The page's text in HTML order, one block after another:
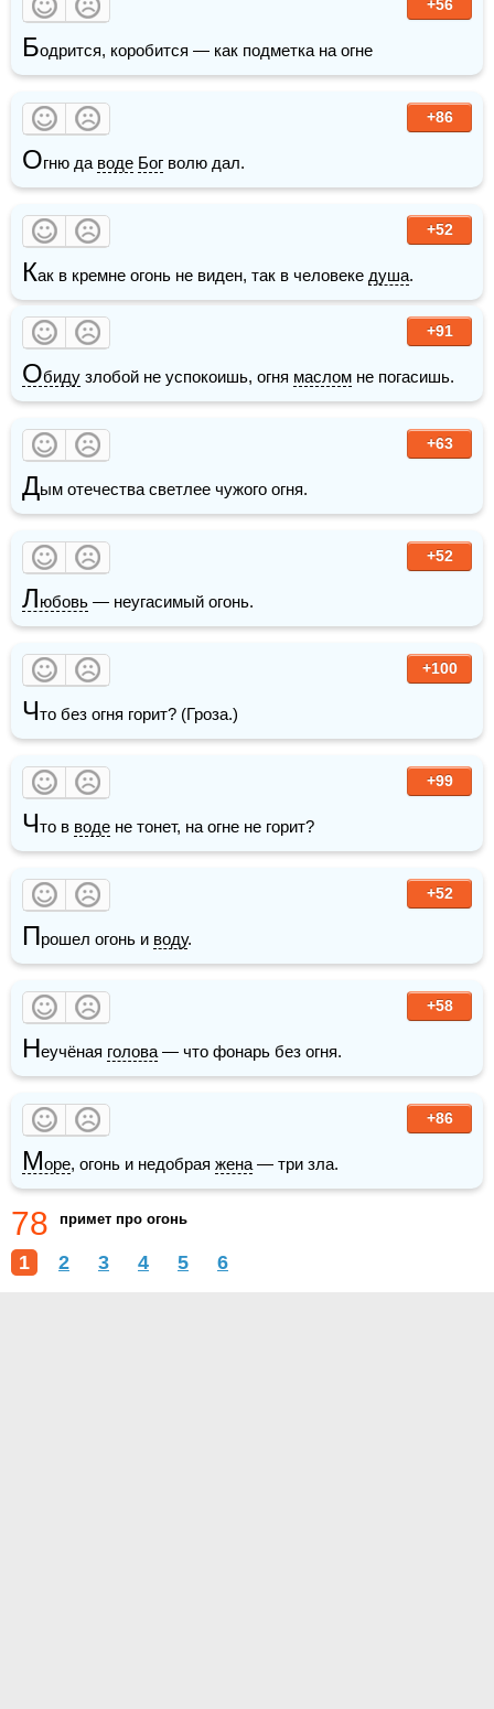
+56
Бодрится, коробится — как подметка на огне
+86
Огню да воде Бог волю дал.
+52
Как в кремне огонь не виден, так в человеке душа.
+91
Обиду злобой не успокоишь, огня маслом не погасишь.
+63
Дым отечества светлее чужого огня.
+52
Любовь — неугасимый огонь.
+100
Что без огня горит? (Гроза.)
+99
Что в воде не тонет, на огне не горит?
+52
Прошел огонь и воду.
+58
Неучёная голова — что фонарь без огня.
+86
Море, огонь и недобрая жена — три зла.
78 примет про огонь
1 2 3 4 5 6